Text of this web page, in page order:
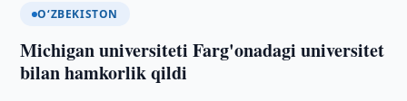
O‘ZBEKISTON
Michigan universiteti Farg'onadagi universitet
bilan hamkorlik qildi